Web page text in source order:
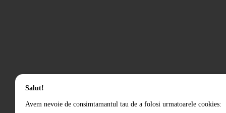
Salut!
Avem nevoie de consimtamantul tau de a folosi urmatoarele cookies: